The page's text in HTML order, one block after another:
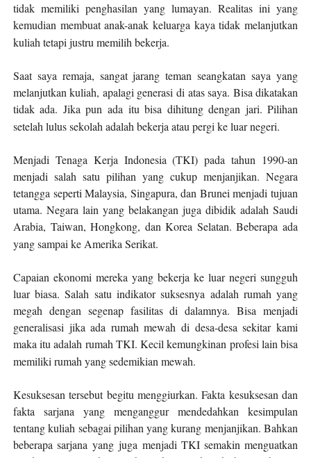
tidak memiliki penghasilan yang lumayan. Realitas ini yang
kemudian membuat anak-anak keluarga kaya tidak melanjutkan
kuliah tetapi justru memilih bekerja.
Saat saya remaja, sangat jarang teman seangkatan saya yang
melanjutkan kuliah, apalagi generasi di atas saya. Bisa dikatakan
tidak ada. Jika pun ada itu bisa dihitung dengan jari. Pilihan
setelah lulus sekolah adalah bekerja atau pergi ke luar negeri.
Menjadi Tenaga Kerja Indonesia (TKI) pada tahun 1990-an
menjadi salah satu pilihan yang cukup menjanjikan. Negara
tetangga seperti Malaysia, Singapura, dan Brunei menjadi tujuan
utama. Negara lain yang belakangan juga dibidik adalah Saudi
Arabia, Taiwan, Hongkong, dan Korea Selatan. Beberapa ada
yang sampai ke Amerika Serikat.
Capaian ekonomi mereka yang bekerja ke luar negeri sungguh
luar biasa. Salah satu indikator suksesnya adalah rumah yang
megah dengan segenap fasilitas di dalamnya. Bisa menjadi
generalisasi jika ada rumah mewah di desa-desa sekitar kami
maka itu adalah rumah TKI. Kecil kemungkinan profesi lain bisa
memiliki rumah yang sedemikian mewah.
Kesuksesan tersebut begitu menggiurkan. Fakta kesuksesan dan
fakta sarjana yang menganggur mendedahkan kesimpulan
tentang kuliah sebagai pilihan yang kurang menjanjikan. Bahkan
beberapa sarjanayangjuga menjadi TKI semakin menguatkan